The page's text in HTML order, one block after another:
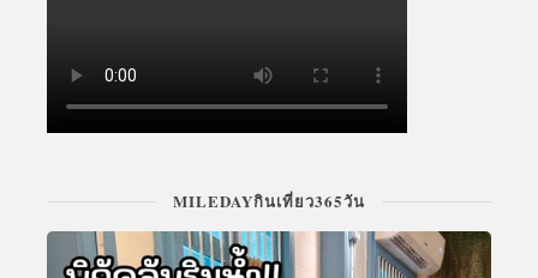
MILEDAYกินเที่ยว365วัน